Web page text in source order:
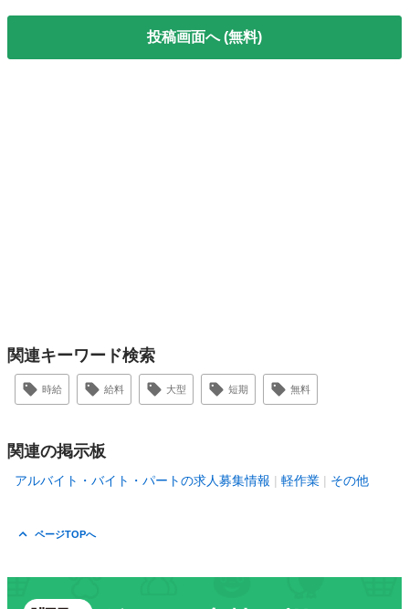
投稿画面へ (無料)
関連キーワード検索
時給 給料 大型 短期 無料
関連の掲示板
アルバイト・バイト・パートの求人募集情報 軽作業 その他
ページTOPへ